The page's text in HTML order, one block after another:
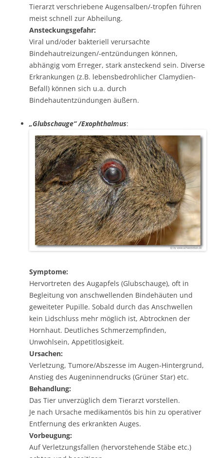
Tierarzt verschriebene Augensalben/-tropfen führen
meist schnell zur Abheilung.
Ansteckungsgefahr:
Viral und/oder bakteriell verursachte
Bindehautreizungen/-entzündungen können,
abhängig vom Erreger, stark ansteckend sein. Diverse
Erkrankungen (z.B. lebensbedrohlicher Clamydien-
Befall) können sich u.a. durch
Bindehautentzündungen äußern.
„Glubschauge“ /Exophthalmus:
Symptome:
Hervortreten des Augapfels (Glubschauge), oft in
Begleitung von anschwellenden Bindehäuten und
geweiteter Pupille. Sobald durch das Anschwellen
kein Lidschluss mehr möglich ist, Abtrocknen der
Hornhaut. Deutliches Schmerzempfinden,
Unwohlsein, Appetitlosigkeit.
Ursachen:
Verletzung, Tumore/Abszesse im Augen-Hintergrund,
Anstieg des Augeninnendrucks (Grüner Star) etc.
Behandlung:
Das Tier unverzüglich dem Tierarzt vorstellen.
Je nach Ursache medikamentös bis hin zu operativer
Entfernung des erkrankten Auges.
Vorbeugung:
Auf Verletzungsfallen (hervorstehende Stäbe etc.)